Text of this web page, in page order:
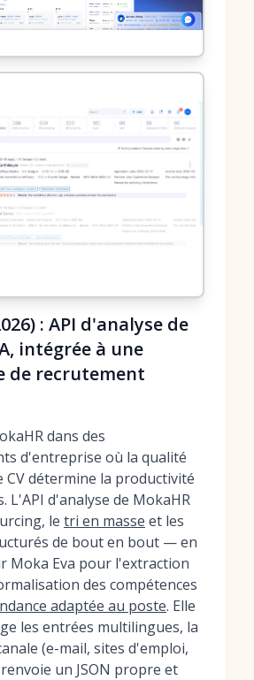
: API d'analyse de
intégrée à une
de recrutement
dans des
d'entreprise où la qualité
CV détermine la productivité
L'API d'analyse de MokaHR
le tri en masse et les
de bout en bout — en
Moka Eva pour l'extraction
des compétences
adaptée au poste. Elle
les entrées multilingues, la
(e-mail, sites d'emploi,
un JSON propre et